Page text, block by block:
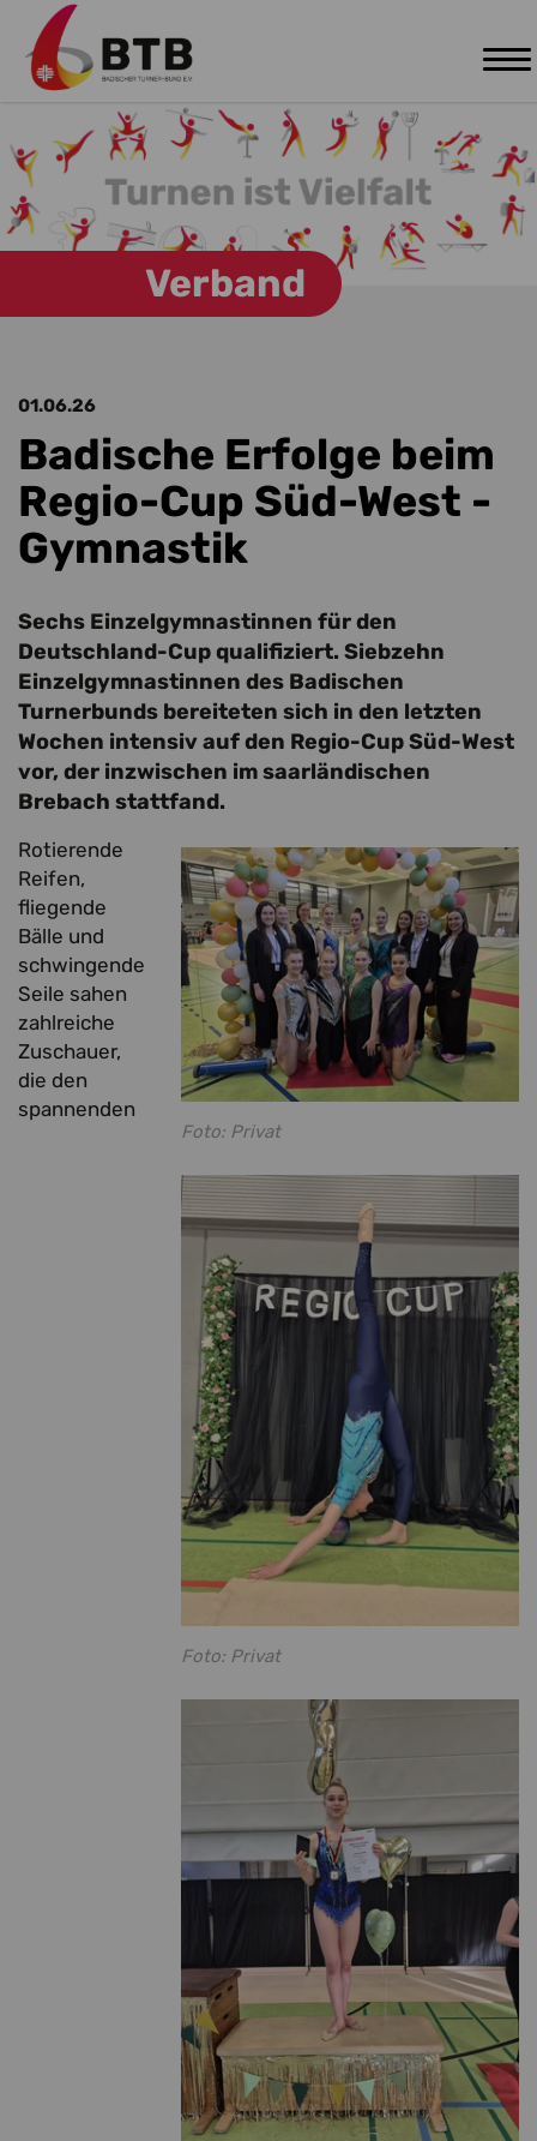
Zum Hauptinhalt springen
Verband
01.06.26
Badische Erfolge beim
Regio-Cup Süd-West -
Gymnastik
Sechs Einzelgymnastinnen für den
Deutschland-Cup qualifiziert. Siebzehn
Einzelgymnastinnen des Badischen
Turnerbunds bereiteten sich in den letzten
Wochen intensiv auf den Regio-Cup Süd-West
vor, der inzwischen im saarländischen
Brebach stattfand.
Foto: Privat
Foto: Privat
Rotierende
Reifen,
fliegende
Bälle und
schwingende
Seile sahen
zahlreiche
Zuschauer,
die den
spannenden